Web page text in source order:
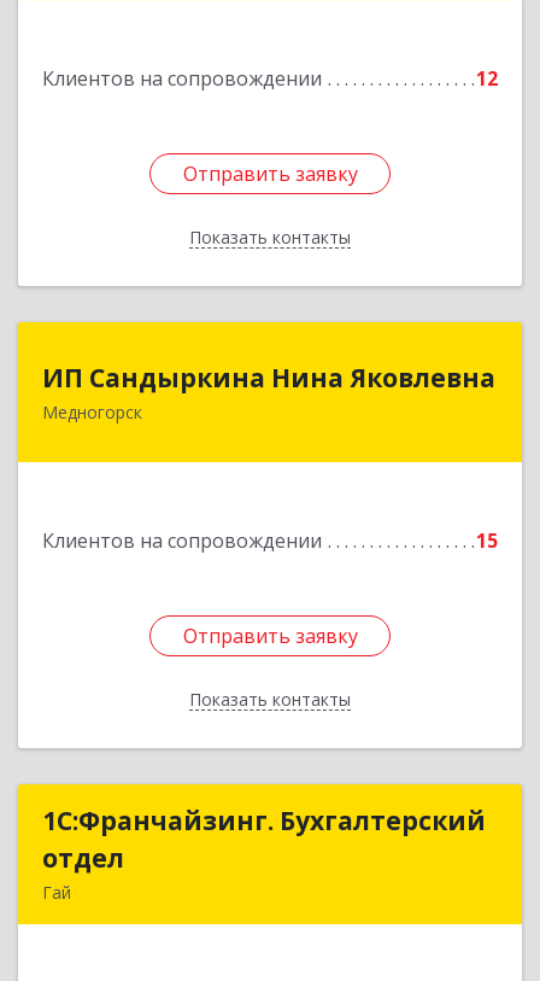
Клиентов на сопровождении 12
Отправить заявку
Показать контакты
Отправить заявку
Назад
ИП Сандыркина Нина Яковлевна
Медногорск
Клиентов на сопровождении 15
Отправить заявку
Показать контакты
462270, Оренбургская обл, Медногорск г,
Отправить заявку
Назад
1С:Франчайзинг. Бухгалтерский
отдел
Гай
1С:Франчайзинг. Бухгалтерский